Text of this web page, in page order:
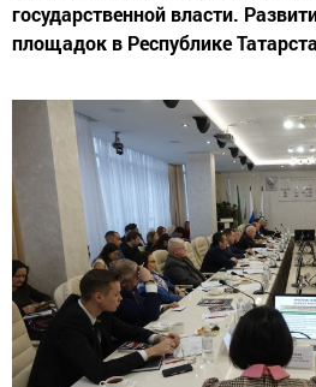
государственной власти.
площадок в Республике